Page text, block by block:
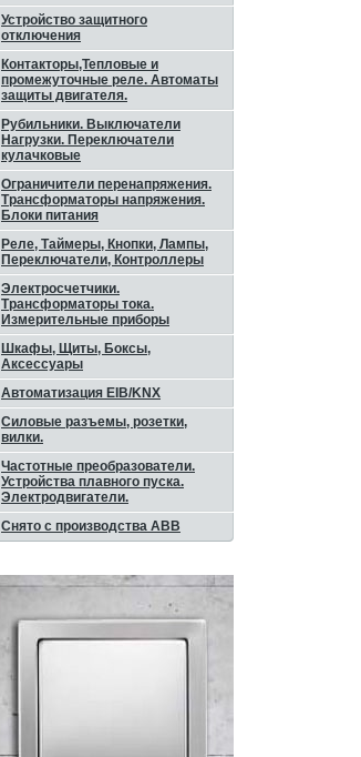
Устройство защитного
отключения
Контакторы,Тепловые и
промежуточные реле. Автоматы
защиты двигателя.
Рубильники. Выключатели
Нагрузки. Переключатели
кулачковые
Ограничители перенапряжения.
Трансформаторы напряжения.
Блоки питания
Реле, Таймеры, Кнопки, Лампы,
Переключатели, Контроллеры
Электросчетчики.
Трансформаторы тока.
Измерительные приборы
Шкафы, Щиты, Боксы,
Аксессуары
Автоматизация EIB/KNX
Силовые разъемы, розетки,
вилки.
Частотные преобразователи.
Устройства плавного пуска.
Электродвигатели.
Снято с производства ABB